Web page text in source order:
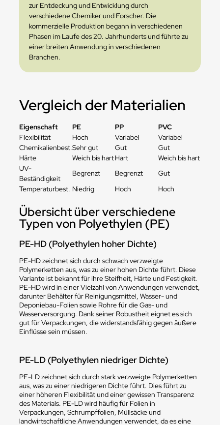
zur Entdeckung und Entwicklung durch
verschiedene Chemiker und Forscher. Die
kommerzielle Produktion begann in verschiedenen
Phasen im Laufe des 20. Jahrhunderts und führte zu
einer breiten Anwendung in verschiedenen
Branchen.
Vergleich der Materialien
Eigenschaft PE PP
PVC
Flexibilität
Hoch Variabel
Variabel
Chemikalienbest.Sehr gut Gut
Gut
Härte
Weich bis hartHart
Weich bis hart
UV-
Beständigkeit
Begrenzt Begrenzt
Gut
Temperaturbest. Niedrig Hoch Hoch
Übersicht über verschiedene
Typen von Polyethylen (PE)
PE-HD (Polyethylen hoher Dichte)
PE-HD zeichnet sich durch schwach verzweigte
Polymerketten aus, was zu einer hohen Dichte führt. Diese
Variante ist bekannt für ihre Steifheit, Härte und Festigkeit.
PE-HD wird in einer Vielzahl von Anwendungen verwendet,
darunter Behälter für Reinigungsmittel, Wasser- und
Deponiebau-Folien sowie Rohre für die Gas- und
Wasserversorgung. Dank seiner Robustheit eignet es sich
gut für Verpackungen, die widerstandsfähig gegen äußere
Einflüsse sein müssen.
PE-LD (Polyethylen niedriger Dichte)
PE-LD zeichnet sich durch stark verzweigte Polymerketten
aus, was zu einer niedrigeren Dichte führt. Dies führt zu
einer höheren Flexibilität und einer gewissen Transparenz
des Materials. PE-LD wird häufig für Folien in
Verpackungen, Schrumpffolien, Müllsäcke und
landwirtschaftliche Anwendungen verwendet, da es eine